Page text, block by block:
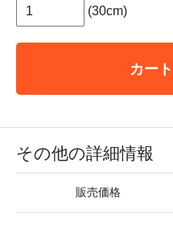
(30cm)
カー
その他の詳細情報
販売価格